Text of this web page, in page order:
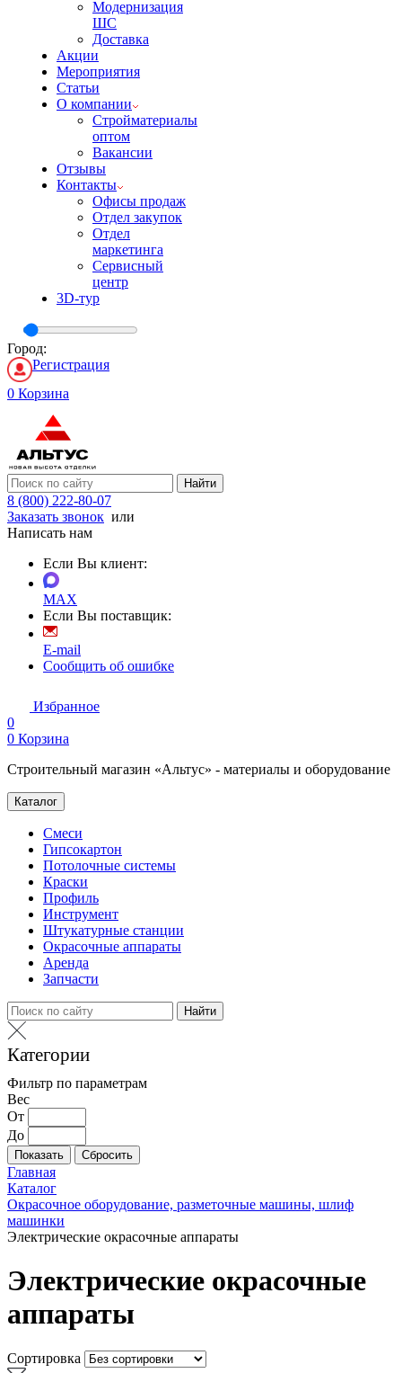
Модернизация
ШС
Доставка
Акции
Мероприятия
Статьи
О компании
Стройматериалы
оптом
Вакансии
Отзывы
Контакты
Офисы продаж
Отдел закупок
Отдел
маркетинга
Сервисный
центр
3D-тур
Город:
Регистрация
0 Корзина
Найти
8 (800) 222-80-07
Заказать звонок или
Написать нам
Если Вы клиент:
MAX
Если Вы поставщик:
E-mail
Сообщить об ошибке
Избранное
0
0 Корзина
Строительный магазин «Альтус» - материалы и оборудование
Каталог
Смеси
Гипсокартон
Потолочные системы
Краски
Профиль
Инструмент
Штукатурные станции
Окрасочные аппараты
Аренда
Запчасти
Найти
Категории
Фильтр по параметрам
Вес
От
До
Главная
Каталог
Окрасочное оборудование, разметочные машины, шлиф
машинки
Электрические окрасочные аппараты
Электрические окрасочные
аппараты
Сортировка